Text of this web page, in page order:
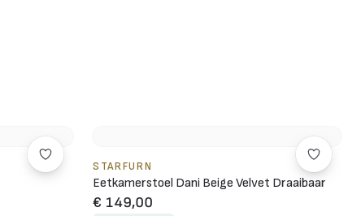
STARFURN
Eetkamerstoel Dani Beige Velvet Draaibaar
€ 149,00